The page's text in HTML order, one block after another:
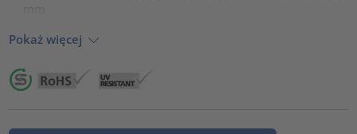
Pokaż więcej